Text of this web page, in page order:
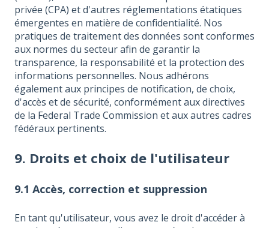
privée (CPA) et d'autres réglementations étatiques
émergentes en matière de confidentialité. Nos
pratiques de traitement des données sont conformes
aux normes du secteur afin de garantir la
transparence, la responsabilité et la protection des
informations personnelles. Nous adhérons
également aux principes de notification, de choix,
d'accès et de sécurité, conformément aux directives
de la Federal Trade Commission et aux autres cadres
fédéraux pertinents.
9. Droits et choix de l'utilisateur
9.1 Accès, correction et suppression
En tant qu'utilisateur, vous avez le droit d'accéder à